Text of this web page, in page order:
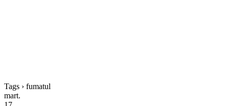
Tags › fumatul
mart.